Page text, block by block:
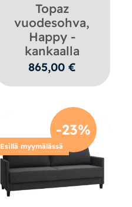
Topaz
vuodesohva,
Happy -
kankaalla
865,00 €
-23%
Esillä myymälässä